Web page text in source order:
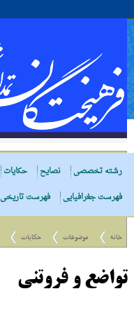
رشته تخصصی
نصایح حکایات
فهرست جغرافیایی
فهرست تاریخی
خانه موضوعات حکایات
تواضع و فروتنی